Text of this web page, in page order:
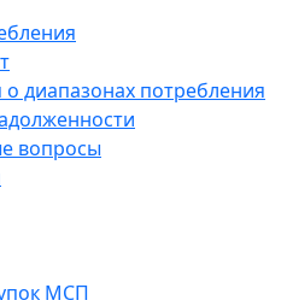
диапазонах потребления
вопросы
МСП